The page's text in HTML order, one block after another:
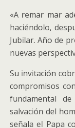
«A remar mar
haciéndolo,
Jubilar. Año de
nuevas
Su invitación
compromisos
fundamental
salvación del
señala el Papa